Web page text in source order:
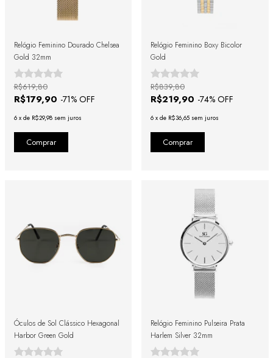
Relógio Feminino Dourado Chelsea
Gold 32mm
R$179,90 -71% OFF
R$619,80
6 x de R$29,98 sem juros
Relógio Feminino Boxy Bicolor
Gold
R$219,90 -74% OFF
R$839,80
6 x de R$36,65 sem juros
Óculos de Sol Clássico Hexagonal
Harbor Green Gold
Relógio Feminino Pulseira Prata
Harlem Silver 32mm